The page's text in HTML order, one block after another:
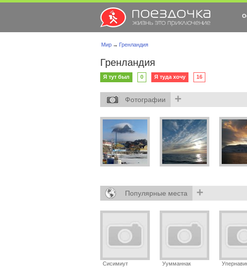
Мир → Гренландия
Гренландия
Я тут был 0 Я туда хочу 16
Фотографии +
Популярные места +
Сисимиут Уумманнак